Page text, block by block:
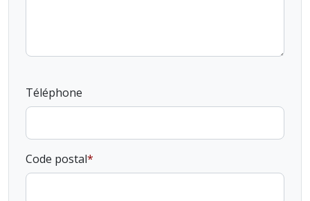
Téléphone
Code postal